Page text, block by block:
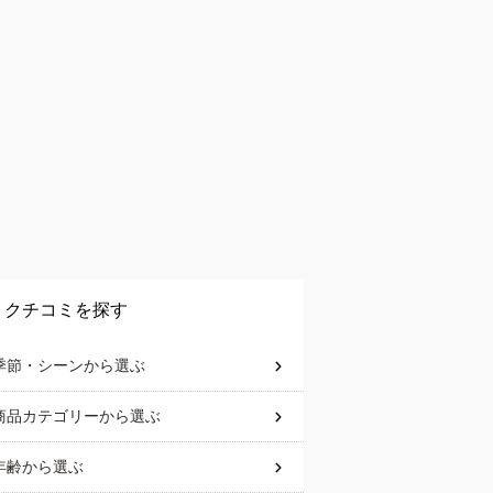
クチコミを探す
節・シーンから選ぶ
品カテゴリーから選ぶ
齢から選ぶ